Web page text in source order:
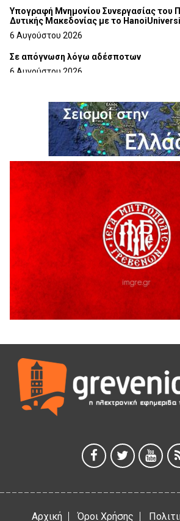
Υπογραφή Μνημονίου Συνεργασίας του
Δυτικής Μακεδονίας με το
6 Αυγούστου 2026
Σε απόγνωση λόγω αδέσποτων
6 Αυγούστου 2026
6 Αυγούστου 2026
Ολοκληρώνεται η ασφαλτόστρωση της
6 Αυγούστου 2026
H παραδοχή λαθών είναι (και) δύναμη
5 Αυγούστου 2026
Ο ΑΝΔΡΕΑΣ ΑΣΛΑΝΙΔΗΣ ΣΥΝΕΧΙΖΕΙ ΣΤΟΝ
ΓΡΕΒΕΝΩΝ
5 Αυγούστου 2026
Ευχαριστήριο Εκπολιτιστικού Συλλόγου
Παρασχάκη Αθανάσιο
5 Αυγούστου 2026
Διακοπή υδροδότησης του Α΄ κλάδου
5 Αυγούστου 2026
Θερινό Σινεμά στο πλαίσιο του
Καλοκαιριού 2026» με την βραβευμένη
Ανάσες».
5 Αυγούστου 2026
5 Αυγούστου 2026
Αρχική Όροι Χρήσης